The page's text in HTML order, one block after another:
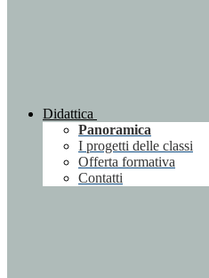
Didattica
Panoramica
I progetti delle classi
Offerta formativa
Contatti